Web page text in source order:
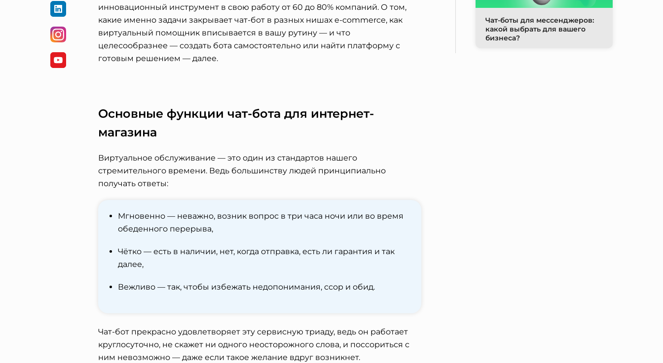
инновационный инструмент в свою работу от 60 до 80% компаний. О том,
какие именно задачи закрывает чат-бот в разных нишах e-commerce, как
виртуальный помощник вписывается в вашу рутину — и что
целесообразнее — создать бота самостоятельно или найти платформу с
готовым решением — далее.
Основные функции чат-бота для интернет-
магазина
Виртуальное обслуживание — это один из стандартов нашего
стремительного времени. Ведь большинству людей принципиально
получать ответы:
Мгновенно — неважно, возник вопрос в три часа ночи или во время
обеденного перерыва,
Чётко — есть в наличии, нет, когда отправка, есть ли гарантия и так
далее,
Вежливо — так, чтобы избежать недопонимания, ссор и обид.
Чат-бот прекрасно удовлетворяет эту сервисную триаду, ведь он работает
круглосуточно, не скажет ни одного неосторожного слова, и поссориться с
ним невозможно — даже если такое желание вдруг возникнет.
Чат-боты для мессенджеров:
какой выбрать для вашего
бизнеса?